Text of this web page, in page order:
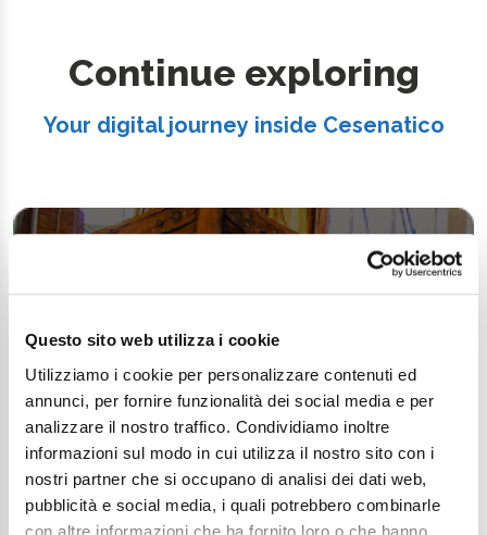
Questo sito web utilizza i cookie
Utilizziamo i cookie per personalizzare contenuti ed
annunci, per fornire funzionalità dei social media e per
analizzare il nostro traffico. Condividiamo inoltre
informazioni sul modo in cui utilizza il nostro sito con i
nostri partner che si occupano di analisi dei dati web,
pubblicità e social media, i quali potrebbero combinarle
con altre informazioni che ha fornito loro o che hanno
Continue exploring
Your digital journey inside Cesenatico